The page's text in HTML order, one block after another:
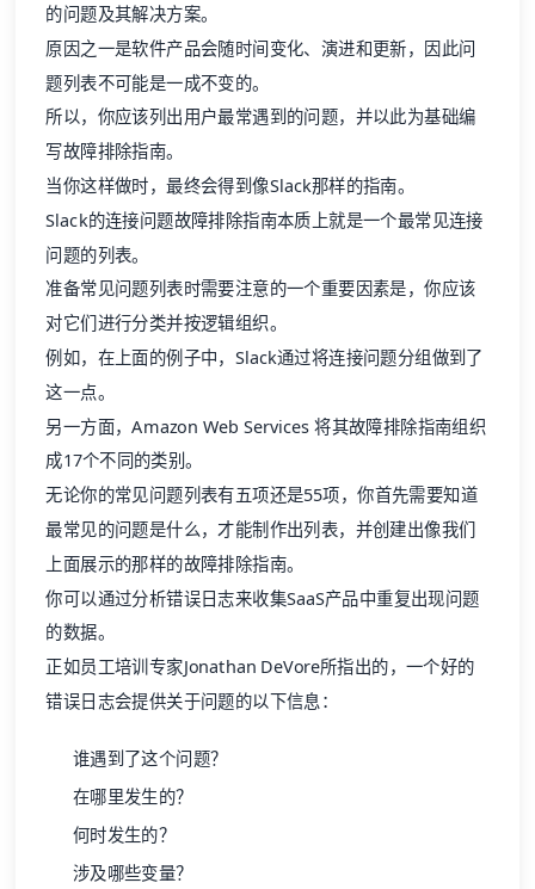
的问题及其解决方案。
原因之一是软件产品会随时间变化、演进和更新，因此问
题列表不可能是一成不变的。
所以，你应该列出用户最常遇到的问题，并以此为基础编
写故障排除指南。
当你这样做时，最终会得到像Slack那样的指南。
Slack的连接问题故障排除指南本质上就是一个最常见连接
问题的列表。
准备常见问题列表时需要注意的一个重要因素是，你应该
对它们进行分类并按逻辑组织。
例如，在上面的例子中，Slack通过将连接问题分组做到了
这一点。
另一方面，Amazon Web Services 将其故障排除指南组织
成17个不同的类别。
无论你的常见问题列表有五项还是55项，你首先需要知道
最常见的问题是什么，才能制作出列表，并创建出像我们
上面展示的那样的故障排除指南。
你可以通过分析错误日志来收集SaaS产品中重复出现问题
的数据。
正如员工培训专家Jonathan DeVore所指出的，一个好的
错误日志会提供关于问题的以下信息：
谁遇到了这个问题？
在哪里发生的？
何时发生的？
涉及哪些变量？